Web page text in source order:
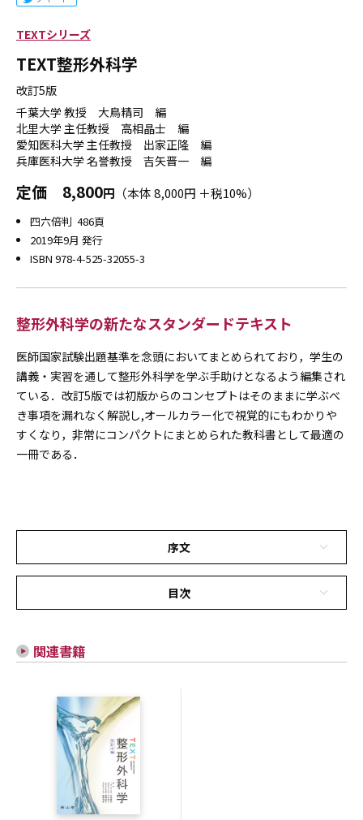
TEXTシリーズ
TEXT整形外科学
改訂5版
千葉大学 教授 大鳥精司 編
北里大学 主任教授 高相晶士 編
愛知医科大学 主任教授 出家正隆 編
兵庫医科大学 名誉教授 吉矢晋一 編
定価 8,800円 （本体 8,000円 ＋税10%）
四六倍判 486頁
2019年9月 発行
ISBN 978-4-525-32055-3
整形外科学の新たなスタンダードテキスト
医師国家試験出題基準を念頭においてまとめられており，学生の
講義・実習を通して整形外科学を学ぶ手助けとなるよう編集され
ている．改訂5版では初版からのコンセプトはそのままに学ぶべ
き事項を漏れなく解説し,オールカラー化で視覚的にもわかりや
すくなり，非常にコンパクトにまとめられた教科書として最適の
一冊である．
序文
目次
関連書籍